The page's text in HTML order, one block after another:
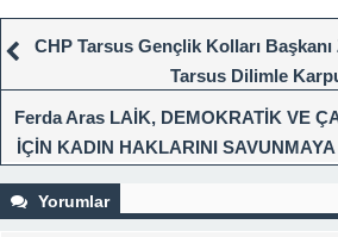
CHP Tarsus Gençlik Kolları
Tarsus Dilimle
Ferda Aras LAİK, DEMOKRATİK VE
İÇİN KADIN HAKLARINI
Yorumlar